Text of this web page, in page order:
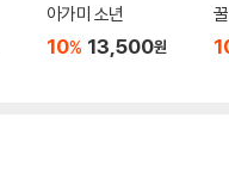
아가미 소년
10% 13,500원